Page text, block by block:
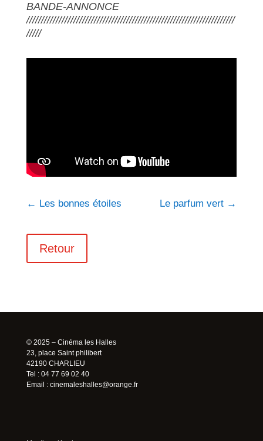
BANDE-ANNONCE
///////////////////////////////////////////////////////////////////////
/////
← Les bonnes étoiles Le parfum vert →
Retour
© 2025 – Cinéma les Halles
23, place Saint philibert
42190 CHARLIEU
Tel : 04 77 69 02 40
Email : cinemaleshalles@orange.fr